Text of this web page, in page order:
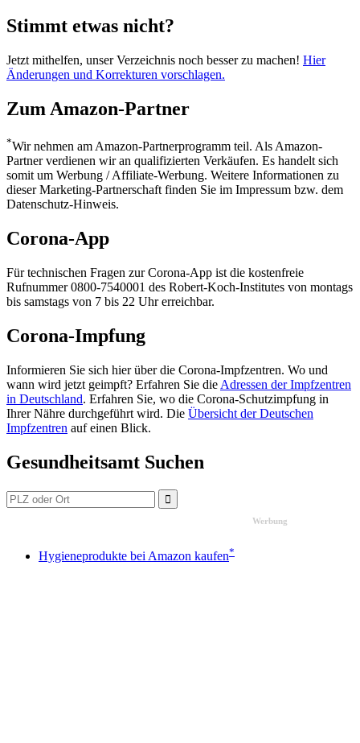
Stimmt etwas nicht?
Jetzt mithelfen, unser Verzeichnis noch besser zu machen! Hier
Änderungen und Korrekturen vorschlagen.
Zum Amazon-Partner
*Wir nehmen am Amazon-Partnerprogramm teil. Als Amazon-
Partner verdienen wir an qualifizierten Verkäufen. Es handelt sich
somit um Werbung / Affiliate-Werbung. Weitere Informationen zu
dieser Marketing-Partnerschaft finden Sie im Impressum bzw. dem
Datenschutz-Hinweis.
Corona-App
Für technischen Fragen zur Corona-App ist die kostenfreie
Rufnummer 0800-7540001 des Robert-Koch-Institutes von montags
bis samstags von 7 bis 22 Uhr erreichbar.
Corona-Impfung
Informieren Sie sich hier über die Corona-Impfzentren. Wo und
wann wird jetzt geimpft? Erfahren Sie die Adressen der Impfzentren
in Deutschland. Erfahren Sie, wo die Corona-Schutzimpfung in
Ihrer Nähre durchgeführt wird. Die Übersicht der Deutschen
Impfzentren auf einen Blick.
Gesundheitsamt Suchen
Werbung
Hygieneprodukte bei Amazon kaufen*